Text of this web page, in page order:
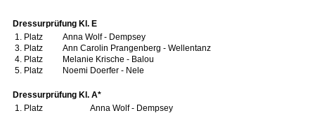
Dressurprüfung Kl. E
1. Platz
3. Platz
4. Platz
5. Platz
Anna Wolf - Dempsey
Ann Carolin Prangenberg - Wellentanz
Melanie Krische - Balou
Noemi Doerfer - Nele
Dressurprüfung Kl. A*
1. Platz
Anna Wolf - Dempsey